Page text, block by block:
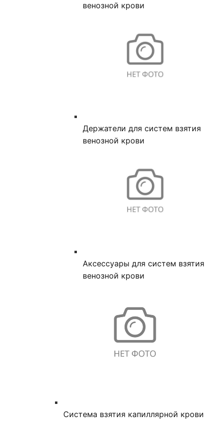
венозной крови
Держатели для систем взятия
венозной крови
Аксессуары для систем взятия
венозной крови
Система взятия капиллярной крови